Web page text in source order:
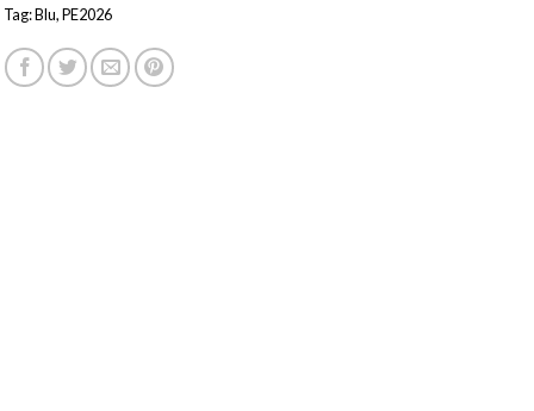
Tag:Blu,PE2026